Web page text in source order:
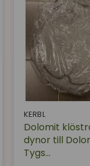
KERBL
Dolomit
dynor till
Tygs...